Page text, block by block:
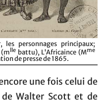
les personnages principaux;
(mlle battu), L'Africaince (Mme
de presse de 1865.
une fois celui de
de Walter Scott et de